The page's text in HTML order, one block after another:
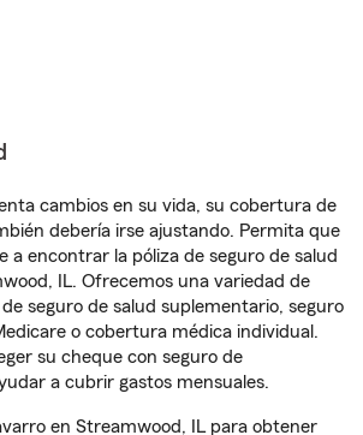
cambios en su vida, su cobertura de
debería irse ajustando. Permita que
a encontrar la póliza de seguro de salud
IL. Ofrecemos una variedad de
seguro de salud suplementario, seguro
o cobertura médica individual.
su cheque con seguro de
a cubrir gastos mensuales.
en Streamwood, IL para obtener